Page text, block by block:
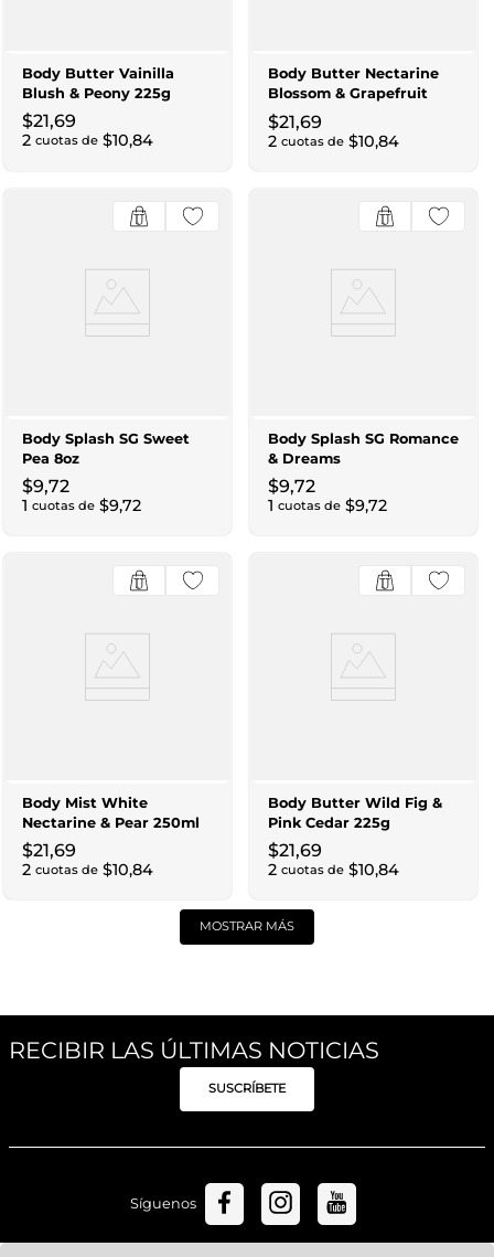
Body Butter Vainilla
Blush & Peony 225g
$21,69
2 cuotas de $10,84
Body Butter Nectarine
Blossom & Grapefruit
225g
$21,69
2 cuotas de $10,84
Body Splash SG Sweet
Pea 8oz
$9,72
1 cuotas de $9,72
Body Splash SG Romance
& Dreams
$9,72
1 cuotas de $9,72
Body Mist White
Nectarine & Pear 250ml
$21,69
2 cuotas de $10,84
Body Butter Wild Fig &
Pink Cedar 225g
$21,69
2 cuotas de $10,84
MOSTRAR MÁS
RECIBIR LAS ÚLTIMAS NOTICIAS
SUSCRÍBETE
Síguenos